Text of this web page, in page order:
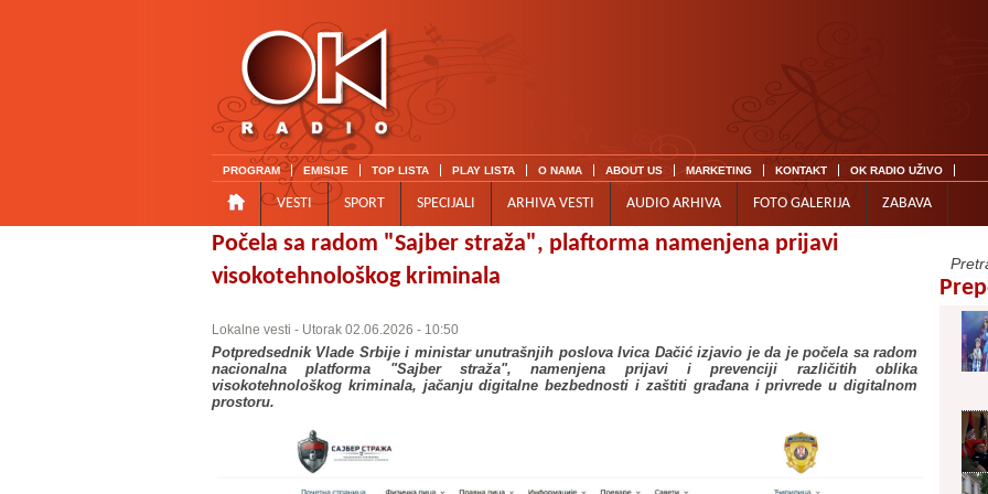
PROGRAM EMISIJE TOP LISTA PLAY LISTA O NAMA ABOUT US MARKETING KONTAKT OK RADIO UŽIVO
VESTI SPORT SPECIJALI ARHIVA VESTI AUDIO ARHIVA FOTO GALERIJA ZABAVA
Počela sa radom "Sajber straža", plaftorma namenjena prijavi
visokotehnološkog kriminala
Lokalne vesti - Utorak 02.06.2026 - 10:50
Potpredsednik Vlade Srbije i ministar unutrašnjih poslova Ivica Dačić izjavio je da je počela sa radom
nacionalna platforma "Sajber straža", namenjena prijavi i prevenciji različitih oblika
visokotehnološkog kriminala, jačanju digitalne bezbednosti i zaštiti građana i privrede u digitalnom
prostoru.